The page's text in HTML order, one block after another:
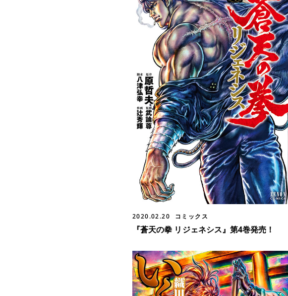
2020.02.20 コミックス
『蒼天の拳 リジェネシス』第4巻発売！